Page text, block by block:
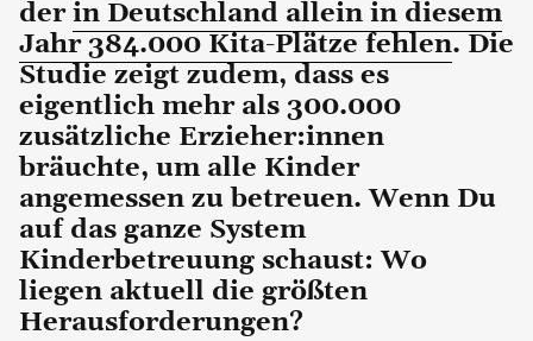
derin Deutschland allein in diesem
Jahr 384.000 Kita-Plätze fehlen. Die
Studie zeigt zudem, dass es
eigentlich mehr als 300.000
zusätzliche Erzieher:innen
bräuchte, um alle Kinder
angemessen zu betreuen. Wenn Du
auf das ganze System
Kinderbetreuung schaust: Wo
liegen aktuell die größten
Herausforderungen?